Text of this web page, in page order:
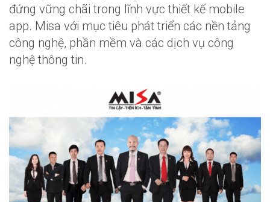
đứng vững chãi trong lĩnh vực thiết kế mobile
app. Misa với mục tiêu phát triển các nền tảng
công nghệ, phần mềm và các dịch vụ công
nghệ thông tin.